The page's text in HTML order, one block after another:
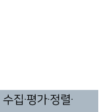
수집·평가·정렬·